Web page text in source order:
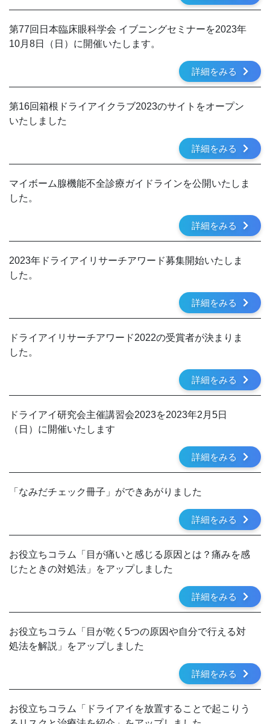
第77回日本臨床眼科学会 イブニングセミナーを2023年
10月8日（日）に開催いたします。
詳細をみる
第16回箱根ドライアイクラブ2023のサイトをオープン
いたしました
詳細をみる
マイボーム腺機能不全診療ガイドラインを公開いたしま
した。
詳細をみる
2023年ドライアイリサーチアワード募集開始いたしま
した。
詳細をみる
ドライアイリサーチアワード2022の受賞者が決まりま
した。
詳細をみる
ドライアイ研究会主催講習会2023を2023年2月5日
（日）に開催いたします
詳細をみる
「なみだチェック冊子」ができあがりました
詳細をみる
お役立ちコラム「目が痛いと感じる原因とは？痛みを感
じたときの対処法」をアップしました
詳細をみる
お役立ちコラム「目が乾く5つの原因や自分で行える対
処法を解説」をアップしました
詳細をみる
お役立ちコラム「ドライアイを放置することで起こりう